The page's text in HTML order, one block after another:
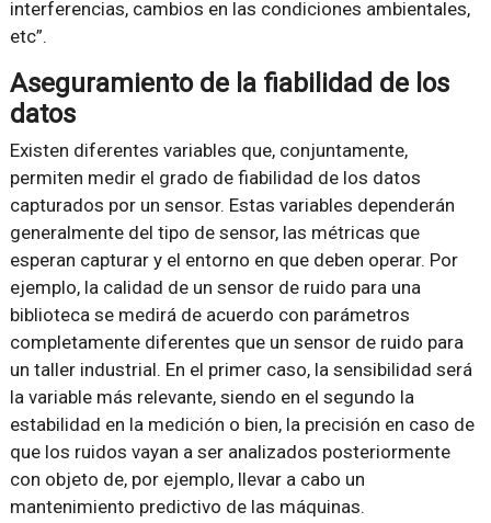
interferencias, cambios en las condiciones ambientales,
etc”.
Aseguramiento de la fiabilidad de los
datos
Existen diferentes variables que, conjuntamente,
permiten medir el grado de fiabilidad de los datos
capturados por un sensor. Estas variables dependerán
generalmente del tipo de sensor, las métricas que
esperan capturar y el entorno en que deben operar. Por
ejemplo, la calidad de un sensor de ruido para una
biblioteca se medirá de acuerdo con parámetros
completamente diferentes que un sensor de ruido para
un taller industrial. En el primer caso, la sensibilidad será
la variable más relevante, siendo en el segundo la
estabilidad en la medición o bien, la precisión en caso de
que los ruidos vayan a ser analizados posteriormente
con objeto de, por ejemplo, llevar a cabo un
mantenimiento predictivo de las máquinas.